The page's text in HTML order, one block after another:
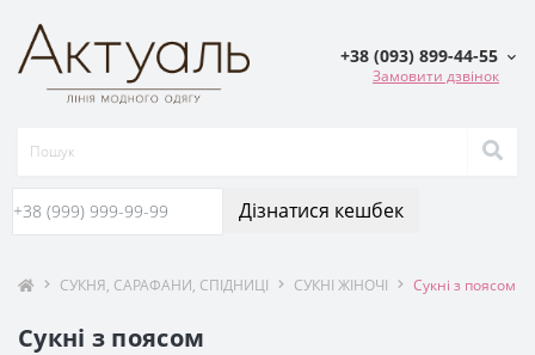
+38 (093) 899-44-55
Замовити дзвінок
Дізнатися кешбек
СУКНЯ, САРАФАНИ, СПIДНИЦI СУКНІ ЖІНОЧІ Сукні з поясом
Сукні з поясом